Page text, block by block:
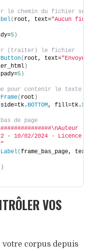
le chemin du fichier
( root, text="Aucun fichier
5)
(traiter) le fichier
Button( root, text="Envoyer"
)
pady=5)
pour contenir le texte de
Frame( root )
side=tk. BOTTOM, fill=tk.X
de page
:
- 10/02/2024 - Licence :
Label(frame_bas_page,
VOS
votre corpus depuis